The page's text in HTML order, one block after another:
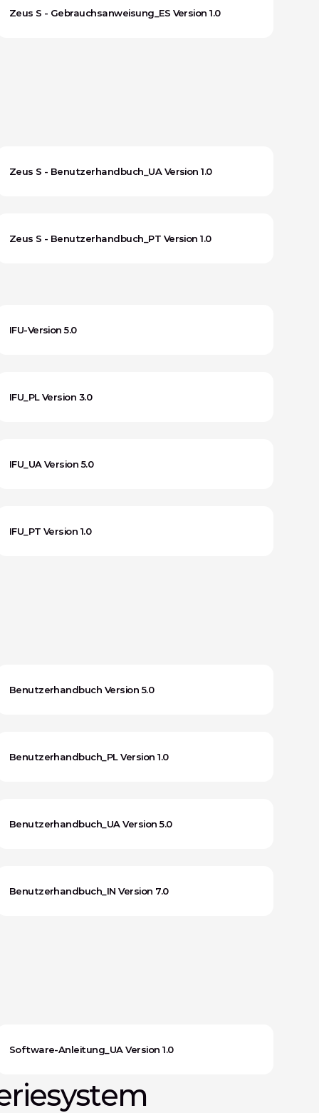
Zeus S - Gebrauchsanweisung_ES Version 1.0
Zeus S - Benutzerhandbuch_UA Version 1.0
Zeus S - Benutzerhandbuch_PT Version 1.0
IFU-Version 5.0
IFU_PL Version 3.0
IFU_UA Version 5.0
IFU_PT Version 1.0
Benutzerhandbuch Version 5.0
Benutzerhandbuch_PL Version 1.0
Benutzerhandbuch_UA Version 5.0
Benutzerhandbuch_IN Version 7.0
Software-Anleitung_UA Version 1.0